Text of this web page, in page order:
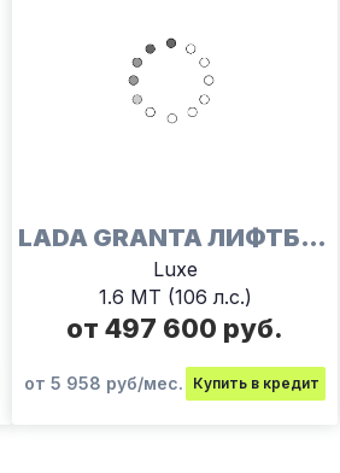
LADA GRANTA ЛИФТБЕК
Luxe
1.6 МТ (106 л.с.)
от 497 600 руб.
от 5 958 руб/мес. Купить в кредит